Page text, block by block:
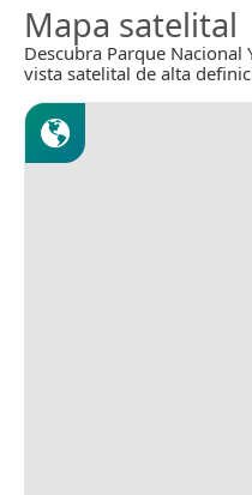
Mapa satelital
Descubra Parque Nacional
vista satelital de alta